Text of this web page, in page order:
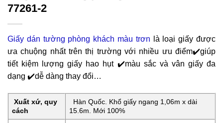
77261-2
Giấy dán tường phòng khách màu trơn là loại giấy được
ưa chuộng nhất trên thị trường với nhiều ưu điểm✔️giúp
tiết kiệm lượng giấy hao hụt ✔️màu sắc và vân giấy đa
dạng ✔️dễ dàng thay đổi…
Xuất xứ, quy
cách
Hàn Quốc. Khổ giấy ngang 1,06m x dài
15.6m. Mới 100%